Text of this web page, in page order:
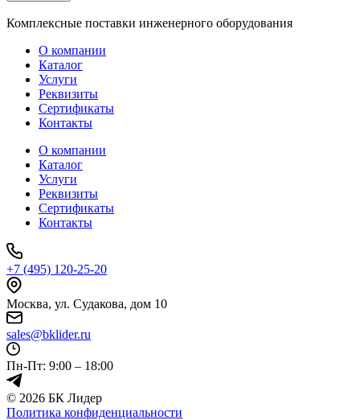
Комплексные поставки инженерного оборудования
О компании
Каталог
Услуги
Реквизиты
Сертификаты
Контакты
О компании
Каталог
Услуги
Реквизиты
Сертификаты
Контакты
+7 (495) 120-25-20
Москва, ул. Судакова, дом 10
sales@bklider.ru
Пн-Пт: 9:00 – 18:00
© 2026 БК Лидер
Политика конфиденциальности